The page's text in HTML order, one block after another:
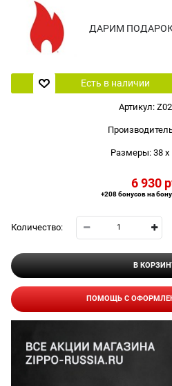
ДАРИМ ПОДАРОК
Есть в наличии
Артикул:
Размеры: 38 x
6 930
+208 бонусов на
Количество:
В
ПОМОЩЬ С